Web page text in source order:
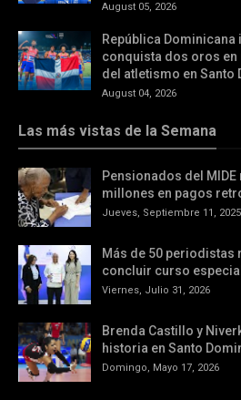
August 05, 2026
República
conquista dos oros
del atletismo en Santo
August 04, 2026
Las más vistas de la Semana
Pensionados del
millones en pagos
Jueves, Septiembre 11, 2025
Más de 50
concluir curso
Viernes, Julio 31, 2026
Brenda Castillo y
historia en Santo
Domingo, Mayo 17, 2026